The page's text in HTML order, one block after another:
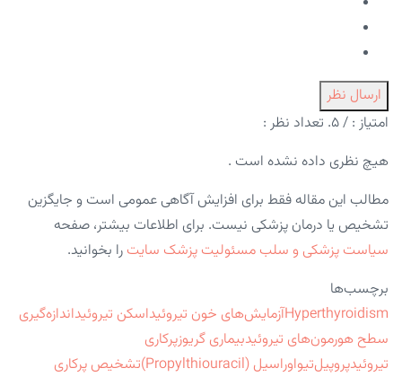
ارسال نظر
امتیاز : / ۵. تعداد نظر :
هیچ نظری داده نشده است .
مطالب این مقاله فقط برای افزایش آگاهی عمومی است و جایگزین
تشخیص یا درمان پزشکی نیست. برای اطلاعات بیشتر، صفحه
سیاست پزشکی و سلب مسئولیت پزشک سایت را بخوانید.
برچسب‌ها
Hyperthyroidismآزمایش‌های خون تیروئیداسکن تیروئیداندازه‌گیری
سطح هورمون‌های تیروئیدبیماری گریوزپرکاری
تیروئیدپروپیل‌تیواوراسیل (Propylthiouracil)
تشخیص پرکاری